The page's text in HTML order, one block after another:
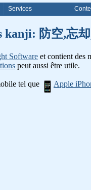
Services
kanji: 防空,忘
Software et contient des
peut aussi être utile.
tel que Apple